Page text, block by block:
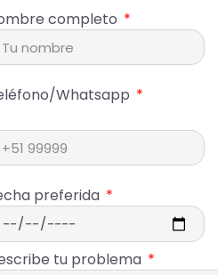
completo
Whatsapp
preferida
tu problema